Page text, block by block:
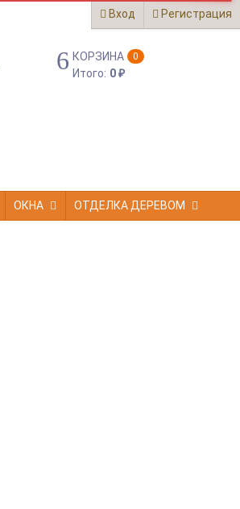
Вход Регистрация
КОРЗИНА 0
Итого: 0₽
ОКНА ОТДЕЛКА ДЕРЕВОМ